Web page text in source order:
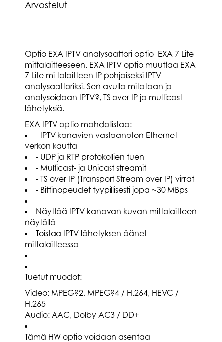
Arvostelut
Optio EXA IPTV analysaattori optio EXA 7 Lite
mittalaitteeseen. EXA IPTV optio muuttaa EXA
7 Lite mittalaitteen IP pohjaiseksi IPTV
analysaattoriksi. Sen avulla mitataan ja
analysoidaan IPTV?, TS over IP ja multicast
lähetyksiä.
EXA IPTV optio mahdollistaa:
- IPTV kanavien vastaanoton Ethernet
verkon kautta
- UDP ja RTP protokollien tuen
- Multicast- ja Unicast streamit
- TS over IP (Transport Stream over IP) virrat
- Bittinopeudet tyypillisesti jopa ~30 MBps
Näyttää IPTV kanavan kuvan mittalaitteen
näytöllä
Toistaa IPTV lähetyksen äänet
mittalaitteessa
Tuetut muodot:
Video: MPEG?2, MPEG?4 / H.264, HEVC /
H.265
Audio: AAC, Dolby AC3 / DD+
Tämä HW optio voidaan asentaa